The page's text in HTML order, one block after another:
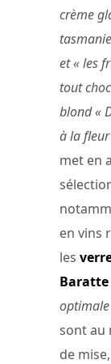
crème
et « les
tout
blond «
à la fleur
met en
en vins
les
Baratte
sont au
de